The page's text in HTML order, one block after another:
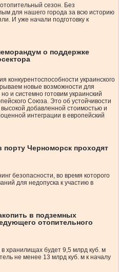
сезон. Без
для нашего города за всю историю
И уже начали подготовку к
о поддержке
конкурентоспособности украинского
новые возможности для
и системно готовим украинский
Союза. Это об устойчивости
добавленной стоимостью и
интеграции в европейский
порту Черноморск проходят
безопасности, во время которого
для недопуска к участию в
в подземных
отопительного
в хранилищах будет 9,5 млрд куб. м
не менее 13 млрд куб. м к началу